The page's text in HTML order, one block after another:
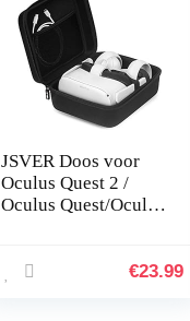
JSVER Doos voor
Oculus Quest 2 /
Oculus Quest/Oculus
Beschermende Tas
€23.99